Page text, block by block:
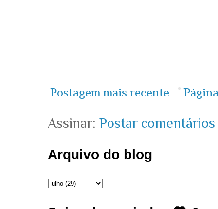
Postagem mais recente
Assinar:Postar
Arquivo do blog